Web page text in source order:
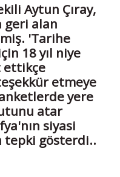
Aytun Çıray,
geri alan
'Tarihe
18 yıl niye
ettikçe
etmeye
yere
atar
siyasi
tepki gösterdi..